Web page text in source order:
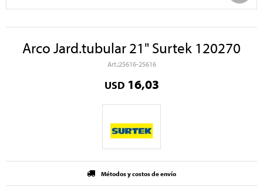
Arco Jard.tubular 21" Surtek 120270
25616-25616
USD 16,03
Métodos y costos de envío